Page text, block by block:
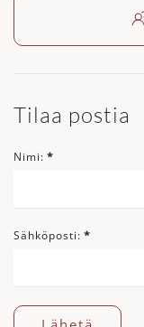
Tilaa postia
Nimi: *
Sähköposti: *